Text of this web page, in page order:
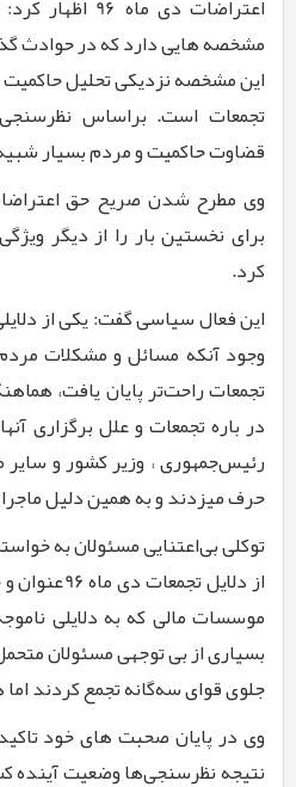
اعتراضات دی ماه 96 اظهار
مشخصه هایی دارد که در حوادث
این مشخصه نزدیکی تحلیل
تجمعات است. براساس
قضاوت حاکمیت و مردم بسیار
وی مطرح شدن صریح حق
برای نخستین بار را از دیگر
کرد.
این فعال سیاسی گفت: یکی از
وجود آنکه مسائل و مشکلات
تجمعات راحت‌تر پایان یافت،
در باره تجمعات و علل برگزاری
رئیس‌جمهوری ، وزیر کشور و
حرف میزدند و به همین دلیل
توکلی بی‌اعتنایی مسئولان به
از دلایل تجمعات دی ماه96عنوان
موسسات مالی که به دلایلی
بسیاری از بی توجهی مسئولان
جلوی قوای سه‌گانه تجمع کردند اما
وی در پایان صحبت های خود
نتیجه نظرسنجی‌ها وضعیت